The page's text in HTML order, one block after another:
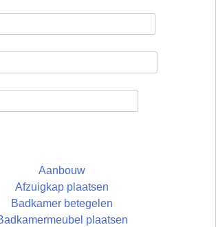
Aanbouw
Afzuigkap plaatsen
Badkamer betegelen
plaatsen